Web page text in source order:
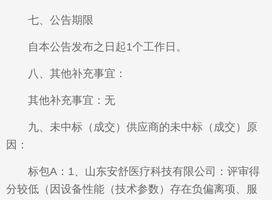
七、公告期限
自本公告发布之日起1个工作日。
八、其他补充事宜：
其他补充事宜：无
九、未中标（成交）供应商的未中标（成交）原
因：
标包A：1、山东安舒医疗科技有限公司：评审得
分较低（因设备性能（技术参数）存在负偏离项、服